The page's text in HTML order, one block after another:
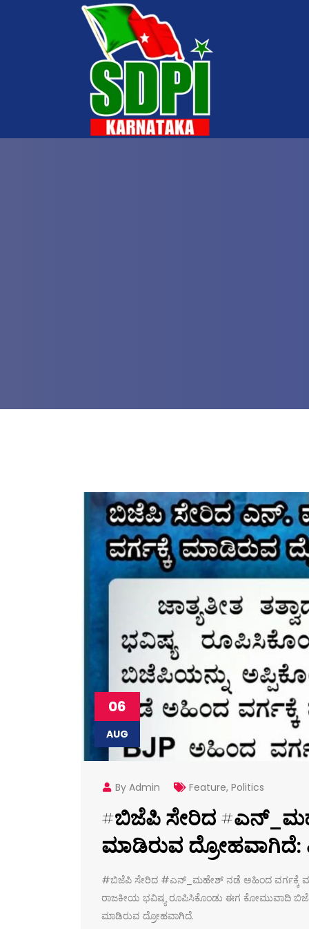
06
AUG
By Admin Feature, Politics
#ಬಿಜೆಪಿ ಸೇರಿದ
ಮಾಡಿರುವ
#ಬಿಜೆಪಿ ಸೇರಿದ #ಎನ್_ಮಹೇಶ್ ನಡೆ ಅಹಿಂದ ವರ್ಗಕ್ಕೆ
ರಾಜಕೀಯ ಭವಿಷ್ಯ ರೂಪಿಸಿಕೊಂಡು ಈಗ ಕೋಮುವಾದಿ
ಮಾಡಿರುವ ದ್ರೋಹವಾಗಿದೆ.